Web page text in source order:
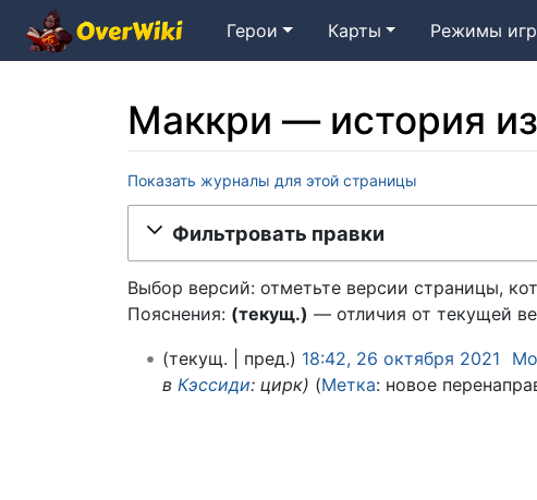
Герои Карты Режимы
Маккри — история
Показать журналы для этой страницы
Перейти к:навигация,поиск
Фильтровать правки
Выбор версий: отметьте версии страницы,
Пояснения: (текущ.) — отличия от текущей
текущ. пред. 18:42, 26 октября 2021
в Кэссиди: цирк Метка: новое